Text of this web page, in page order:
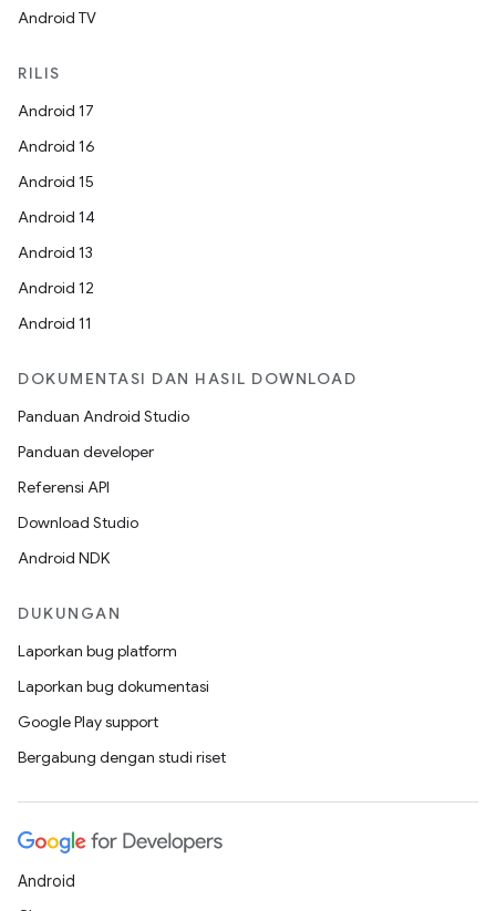
Android TV
RILIS
Android 17
Android 16
Android 15
Android 14
Android 13
Android 12
Android 11
DOKUMENTASI DAN HASIL DOWNLOAD
Panduan Android Studio
Panduan developer
Referensi API
Download Studio
Android NDK
DUKUNGAN
Laporkan bug platform
Laporkan bug dokumentasi
Google Play support
Bergabung dengan studi riset
Android